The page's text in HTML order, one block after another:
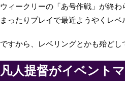
ウィークリーの「あ号作戦」が終わ
まったりプレイで最近ようやくレベ
ですから、レベリングとかも殆どし
凡人提督がイベント